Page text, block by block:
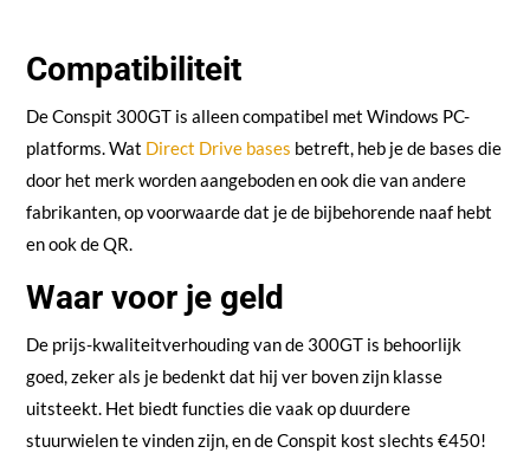
Compatibiliteit
De Conspit 300GT is alleen compatibel met Windows PC-
platforms. Wat Direct Drive bases betreft, heb je de bases die
door het merk worden aangeboden en ook die van andere
fabrikanten, op voorwaarde dat je de bijbehorende naaf hebt
en ook de QR.
Waar voor je geld
De prijs-kwaliteitverhouding van de 300GT is behoorlijk
goed, zeker als je bedenkt dat hij ver boven zijn klasse
uitsteekt. Het biedt functies die vaak op duurdere
stuurwielen te vinden zijn, en de Conspit kost slechts €450!